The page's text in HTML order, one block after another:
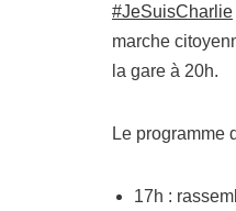
‪#‎JeSuisCharlie
marche
la gare à 20h.
Le programme
17h :